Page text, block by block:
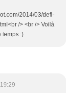
2014/03/defi-
/> <br /> Voilà
temps :)